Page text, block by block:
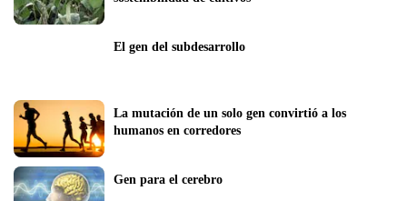
El gen del subdesarrollo
La mutación de un solo gen convirtió a los
humanos en corredores
Gen para el cerebro